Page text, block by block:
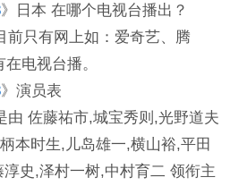
》日本 在哪个电视台播出？
前只有网上如：爱奇艺、腾
电视台播。
》演员表
由 佐藤祐市,城宝秀则,光野道夫
本时生,儿岛雄一,横山裕,平田
史,泽村一树,中村育二 领衔主